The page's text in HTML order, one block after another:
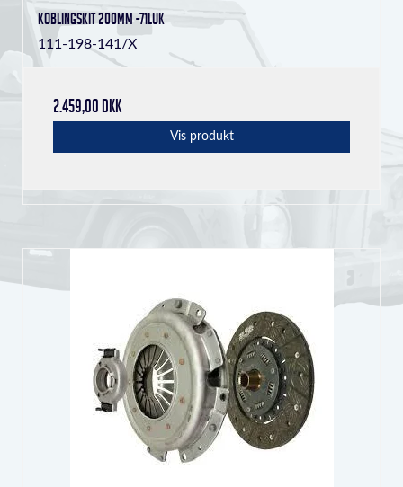
Koblingskit 200mm -71LUK
111-198-141/X
2.459,00 DKK
Vis produkt